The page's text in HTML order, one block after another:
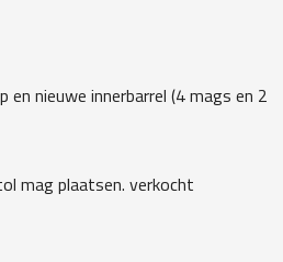
en nieuwe innerbarrel (4 mags en 2
mag plaatsen. verkocht